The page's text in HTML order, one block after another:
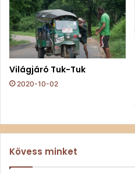
Világjáró Tuk-Tuk
2020-10-02
Kövess minket